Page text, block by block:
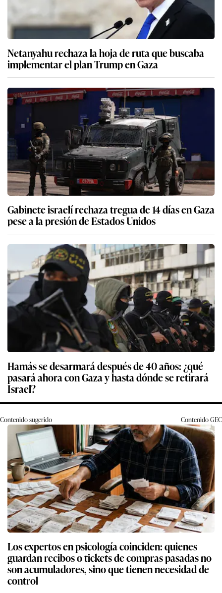
Netanyahu rechaza la hoja de ruta que buscaba
implementar el plan Trump en Gaza
Gabinete israelí rechaza tregua de 14 días en Gaza
pese a la presión de Estados Unidos
Hamás se desarmará después de 40 años: ¿qué
pasará ahora con Gaza y hasta dónde se retirará
Israel?
Contenido sugerido ContenidoGEC
Los expertos en psicología coinciden: quienes
guardan recibos o tickets de compras pasadas no
son acumuladores, sino que tienen necesidad de
control